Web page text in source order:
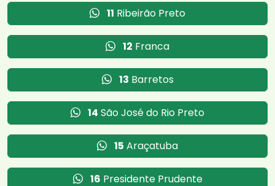
11 Ribeirão Preto
12 Franca
13 Barretos
14 São José do Rio Preto
15 Araçatuba
16 Presidente Prudente